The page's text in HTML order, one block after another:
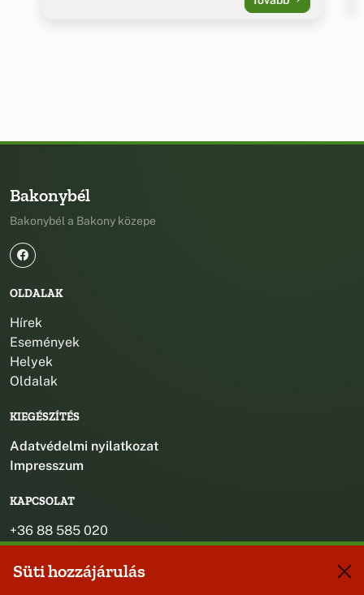
Bakonybél
Bakonybél a Bakony közepe
OLDALAK
Hírek
Események
Helyek
Oldalak
KIEGÉSZÍTÉS
Adatvédelmi nyilatkozat
Impresszum
KAPCSOLAT
+36 88 585 020
+36 30 442 8024
titkarsag@bakonybel.hu
Süti hozzájárulás